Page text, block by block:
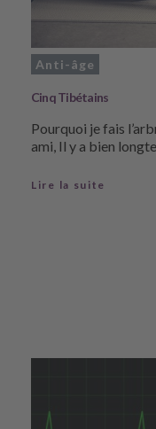
Anti-âge
Cinq Tibétains
Pourquoi je fais
ami, Il y a bien
Lire la suite